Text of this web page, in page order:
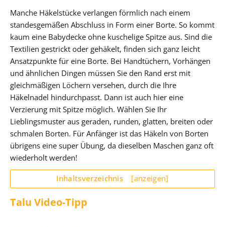
Manche Häkelstücke verlangen förmlich nach einem
standesgemäßen Abschluss in Form einer Borte. So kommt
kaum eine Babydecke ohne kuschelige Spitze aus. Sind die
Textilien gestrickt oder gehäkelt, finden sich ganz leicht
Ansatzpunkte für eine Borte. Bei Handtüchern, Vorhängen
und ähnlichen Dingen müssen Sie den Rand erst mit
gleichmäßigen Löchern versehen, durch die Ihre
Häkelnadel hindurchpasst. Dann ist auch hier eine
Verzierung mit Spitze möglich. Wählen Sie Ihr
Lieblingsmuster aus geraden, runden, glatten, breiten oder
schmalen Borten. Für Anfänger ist das Häkeln von Borten
übrigens eine super Übung, da dieselben Maschen ganz oft
wiederholt werden!
Inhaltsverzeichnis [anzeigen]
Talu Video-Tipp